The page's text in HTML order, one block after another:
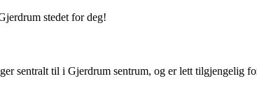
stedet for deg!
sentralt til i Gjerdrum sentrum, og er lett tilgjengelig